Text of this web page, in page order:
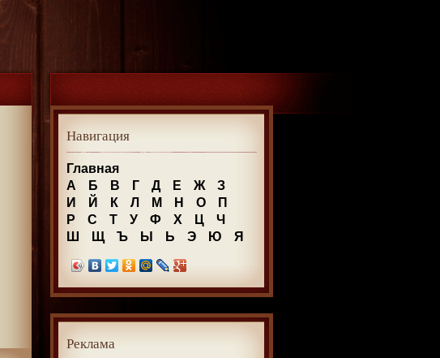
Навигация
Главная
А
Б В Г Д Е Ж
З
И
Й К Л М Н О
П
Р
С Т У Ф Х Ц
Ч
Ш
Щ Ъ Ы Ь Э Ю Я
Реклама